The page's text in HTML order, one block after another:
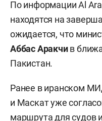
По информации Al
находятся на
ожидается, что
Аббас Аракчив
Пакистан.
Ранее в иранском
и Маскат уже
маршрута для судов